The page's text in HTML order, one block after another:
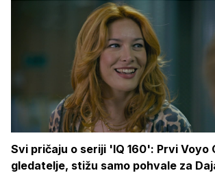
Svi pričaju o seriji 'IQ 160': Prvi Voyo
gledatelje, stižu samo pohvale za